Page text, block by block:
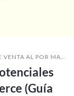
AL POR MAYOR
(Guía